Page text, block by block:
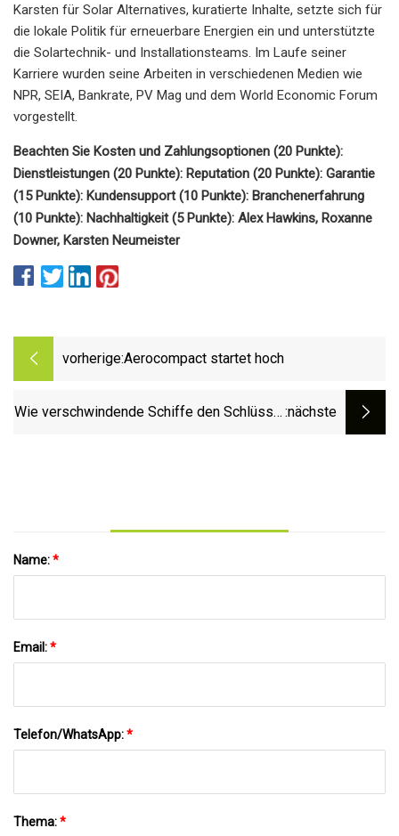
Karsten für Solar Alternatives, kuratierte Inhalte, setzte sich für
die lokale Politik für erneuerbare Energien ein und unterstützte
die Solartechnik- und Installationsteams. Im Laufe seiner
Karriere wurden seine Arbeiten in verschiedenen Medien wie
NPR, SEIA, Bankrate, PV Mag und dem World Economic Forum
vorgestellt.
Beachten Sie Kosten und Zahlungsoptionen (20 Punkte):
Dienstleistungen (20 Punkte): Reputation (20 Punkte): Garantie
(15 Punkte): Kundensupport (10 Punkte): Branchenerfahrung
(10 Punkte): Nachhaltigkeit (5 Punkte): Alex Hawkins, Roxanne
Downer, Karsten Neumeister
vorherige:Aerocompact startet hoch
Wie verschwindende Schiffe den Schlüssel :nächste
Name:*
Email:*
Telefon/WhatsApp:*
Thema:*